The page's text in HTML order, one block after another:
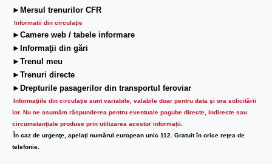
►Mersul trenurilor CFR
Informatii din circulaţie
►Camere web / tabele informare
►Informaţii din gări
►Trenul meu
►Trenuri directe
►Drepturile pasagerilor din transportul feroviar
Informaţiile din circulaţie sunt variabile, valabile doar pentru data şi ora solicitării
lor. Nu ne asumăm răspunderea pentru eventuale pagube directe, indirecte sau
circumstanțiale produse prin utilizarea acestor informații.
În caz de urgenţe, apelaţi numărul european unic 112. Gratuit în orice reţea de
telefonie.